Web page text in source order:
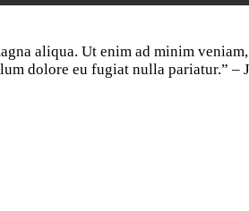
aliqua. Ut enim ad minim
dolore eu fugiat nulla pariatur.” –